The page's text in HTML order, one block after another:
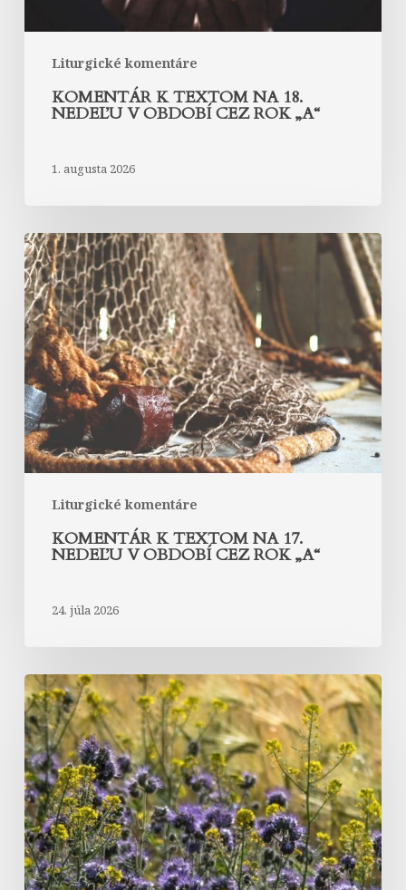
Liturgické komentáre
„A“
KOMENTÁR K TEXTOM NA 18.
NEDEĽU V OBDOBÍ CEZ ROK „A“
1. augusta 2026
Liturgické komentáre
Komentár
k
textom
na
17.
nedeľu
v
období
cez
rok
„A“
KOMENTÁR K TEXTOM NA 17.
NEDEĽU V OBDOBÍ CEZ ROK „A“
24. júla 2026
Komentár
k
textom
na
16.
nedeľu
v
období
cez